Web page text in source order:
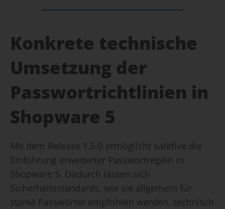
Konkrete technische
Umsetzung der
Passwortrichtlinien in
Shopware 5
Mit dem Release 1.5.0 ermöglicht safefive die
Einführung erweiterter Passwortregeln in
Shopware 5. Dadurch lassen sich
Sicherheitsstandards, wie sie allgemein für
starke Passwörter empfohlen werden, technisch